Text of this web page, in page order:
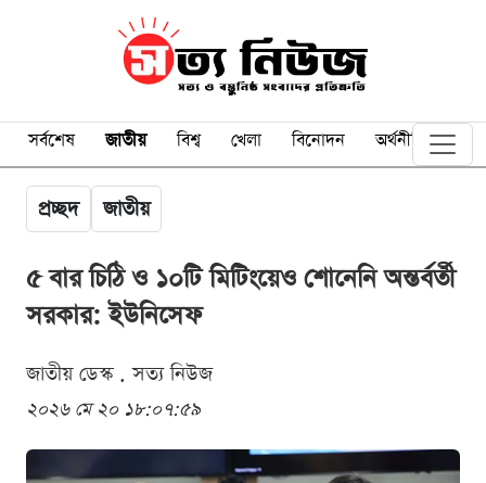
সর্বশেষ জাতীয় বিশ্ব খেলা বিনোদন অর্থনীতি
প্রচ্ছদ জাতীয়
৫ বার চিঠি ও ১০টি মিটিংয়েও শোনেনি অন্তর্বর্তী
সরকার: ইউনিসেফ
জাতীয় ডেস্ক . সত্য নিউজ
২০২৬ মে ২০ ১৮:০৭:৫৯